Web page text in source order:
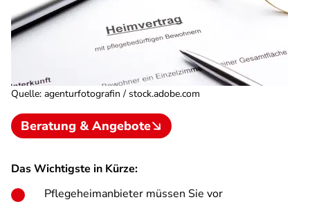
Quelle: agenturfotografin / stock.adobe.com
Beratung & Angebote
Das Wichtigste in Kürze:
Pflegeheimanbieter müssen Sie vor